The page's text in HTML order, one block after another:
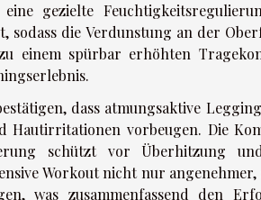
gezielte
sodass die Verdunstung an der
einem spürbar erhöhten
dass atmungsaktive
Hautirritationen vorbeugen. Die
schützt vor Überhitzung
Workout nicht nur
was zusammenfassend den